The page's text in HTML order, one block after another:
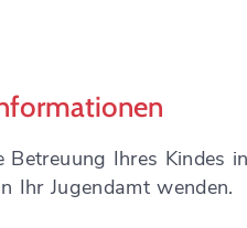
Betreuung Ihres Kindes
Ihr Jugendamt wenden.